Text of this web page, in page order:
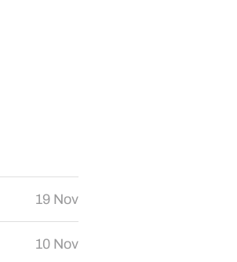
19 Nov
10 Nov